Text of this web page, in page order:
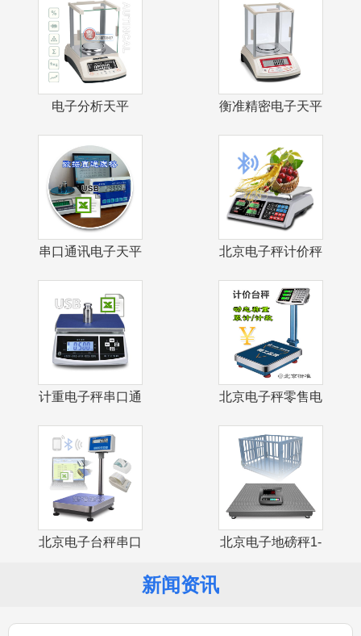
电子分析天平
衡准精密电子天平
串口通讯电子天平
北京电子秤计价秤
计重电子秤串口通
北京电子秤零售电
北京电子台秤串口
北京电子地磅秤1-
新闻资讯